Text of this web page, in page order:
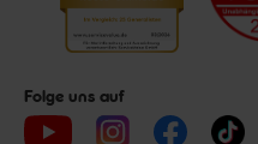
Folge uns auf